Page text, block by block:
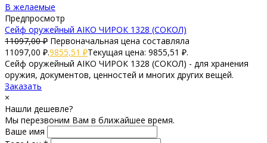
В желаемые
Предпросмотр
Сейф оружейный AIKO ЧИРОК 1328 (СОКОЛ)
11097,00₽ Первоначальная цена составляла
11097,00 ₽.9855,51 ₽Текущая цена: 9855,51 ₽.
Сейф оружейный AIKO ЧИРОК 1328 (СОКОЛ) - для хранения
оружия, документов, ценностей и многих других вещей.
Заказать
×
Нашли дешевле?
Мы перезвоним Вам в ближайшее время.
Ваше имя